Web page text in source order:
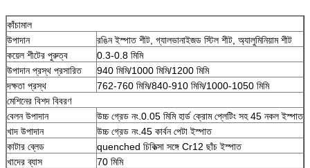
কাঁচামাল
উপাদান
রঙিন ইস্পাত শীট, গ্যালভানাইজড স্টিল শীট, অ্যালুমিনিয়াম শীট
কয়েল শীটের পুরুত্ব
0.3-0.8 মিমি
উপাদান প্রস্থ প্রসারিত
940 মিমি/1000 মিমি/1200 মিমি
দক্ষতা প্রস্থ
762-760 মিমি/840-910 মিমি/1000-1050 মিমি
মেশিনের বিশদ বিবরণ
বেলন উপাদান
উচ্চ গ্রেড নং.0.05 মিমি হার্ড ক্রোম প্লেটিং সহ 45 নকল ইস্পাত
খাদ উপাদান
উচ্চ গ্রেড নং.45 কার্বন পেটা ইস্পাত
কাটার ব্লেড
quenched চিকিত্সা সঙ্গে Cr12 ছাঁচ ইস্পাত
খাদের ব্যাস
70 মিমি